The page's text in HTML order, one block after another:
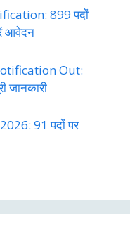
899 पदों
आवेदन
Out:
जानकारी
91 पदों पर